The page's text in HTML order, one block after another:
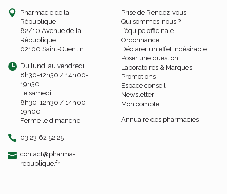
Pharmacie de la
République
82/10 Avenue de la
République
02100 Saint-Quentin
Du lundi au vendredi
8h30-12h30 / 14h00-
19h30
Le samedi
8h30-12h30 / 14h00-
19h00
Fermé le dimanche
03 23 62 52 25
contact-
@-
pharma-
republique.fr
Prise de Rendez-vous
Qui sommes-nous ?
L’équipe officinale
Ordonnance
Déclarer un effet indésirable
Poser une question
Laboratoires & Marques
Promotions
Espace conseil
Newsletter
Mon compte
Annuaire des pharmacies